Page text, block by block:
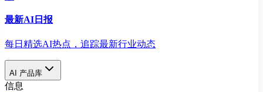
最新AI日报
每日精选AI热点，追踪最新行业动态
AI 产品库
信息